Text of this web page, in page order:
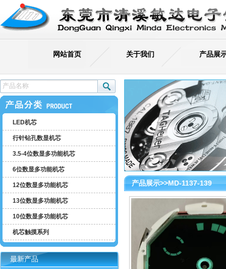
网站首页 关于我们 产品展
LED机芯
行针钻孔数显机芯
3.5-4位数显多功能机芯
6位数显多功能机芯
12位数显多功能机芯
13位数显多功能机芯
10位数显多功能机芯
机芯触摸系列
最新产品
MD-2280
产品展示>>MD-1137-139